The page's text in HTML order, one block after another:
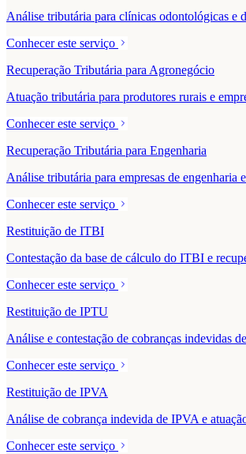
Análise tributária para clínicas odontológicas e
Conhecer este serviço
Recuperação Tributária para Agronegócio
Atuação tributária para produtores rurais e
Conhecer este serviço
Recuperação Tributária para Engenharia
Análise tributária para empresas de
Conhecer este serviço
Restituição de ITBI
Contestação da base de cálculo do ITBI e
Conhecer este serviço
Restituição de IPTU
Análise e contestação de cobranças indevidas
Conhecer este serviço
Restituição de IPVA
Análise de cobrança indevida de IPVA e
Conhecer este serviço